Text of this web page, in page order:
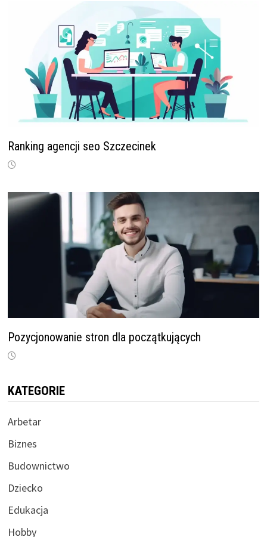
Ranking agencji seo Szczecinek
Pozycjonowanie stron dla początkujących
KATEGORIE
Arbetar
Biznes
Budownictwo
Dziecko
Edukacja
Hobby